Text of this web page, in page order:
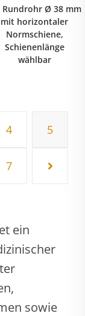
Ø 38 mm
mit horizontaler
Normschiene,
Schienenlänge
wählbar
4 5
7
ein
sowie